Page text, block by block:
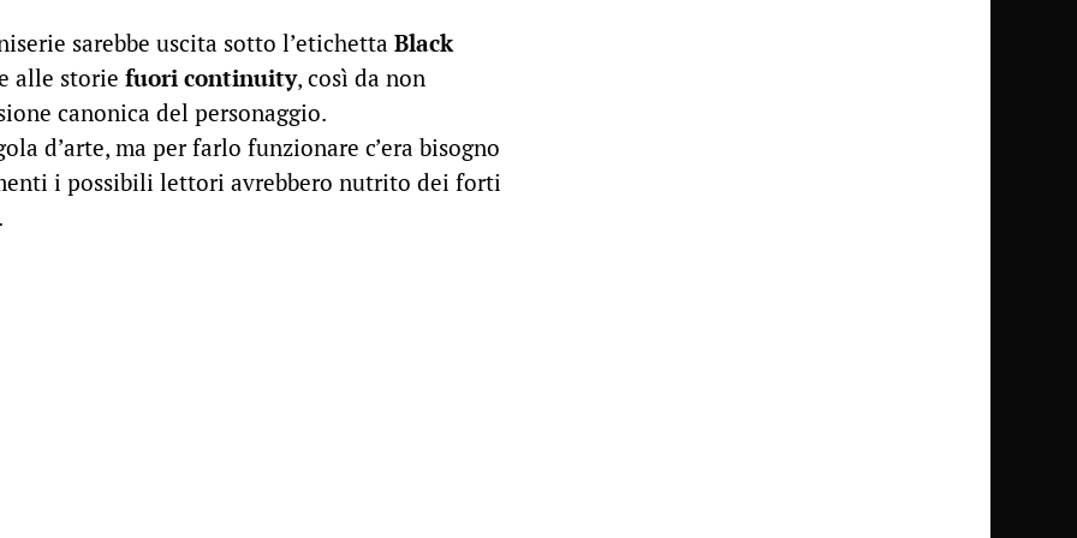
sarebbe uscita sotto l’etichetta Black
alle storie fuori continuity, così da non
canonica del personaggio.
d’arte, ma per farlo funzionare c’era bisogno
i possibili lettori avrebbero nutrito dei forti